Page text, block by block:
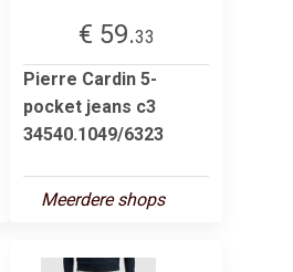
€ 59.33
Pierre Cardin 5-
pocket jeans c3
34540.1049/6323
Meerdere shops